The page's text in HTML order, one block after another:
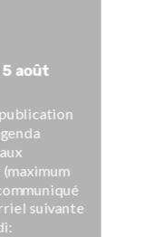
5 août
suivante